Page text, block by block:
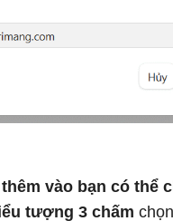
vào bạn có thể
tượng 3 chấm